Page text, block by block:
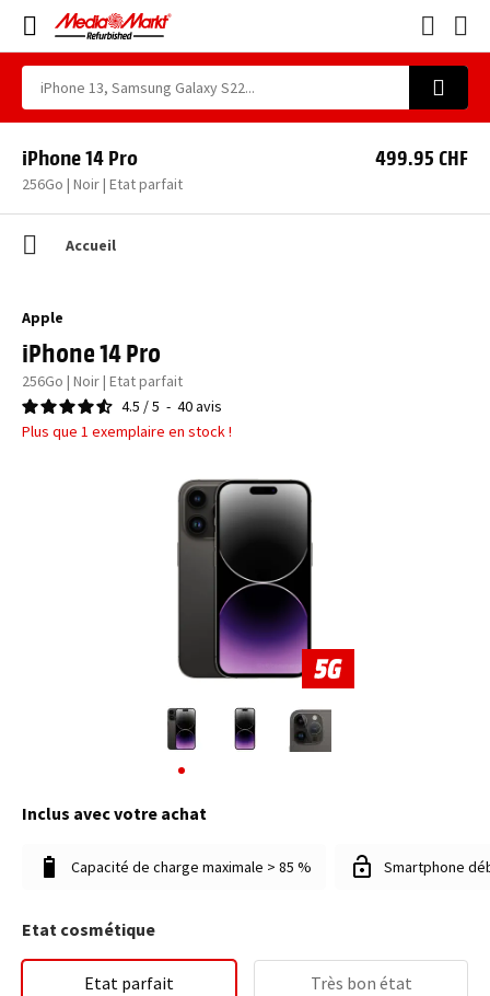
iPhone 14 Pro
256Go | Noir | Etat parfait
499.95 CHF
Accueil
Apple
iPhone 14 Pro
256Go | Noir | Etat parfait
4.5 /5 - 40avis
Plus que 1 exemplaire en stock !
Inclus avec votre achat
Capacité de charge maximale > 85 % Smartphone
Etat cosmétique
Etat parfait Très bon état